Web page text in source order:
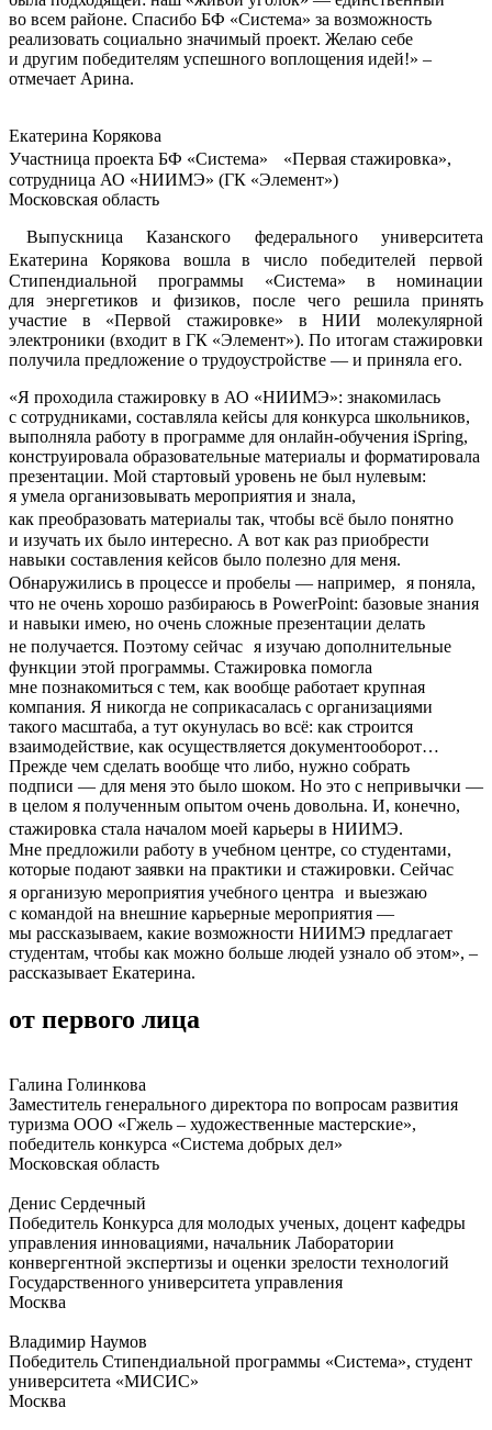
во всем районе. Спасибо БФ «Система» за возможность
реализовать социально значимый проект. Желаю себе
и другим победителям успешного воплощения идей!» –
отмечает Арина.
Екатерина Корякова
Участница проекта БФ «Система» «Первая стажировка»,
сотрудница АО «НИИМЭ» (ГК «Элемент»)
Московская область
Выпускница Казанского федерального университета
Екатерина Корякова вошла в число победителей первой
Стипендиальной программы «Система» в номинации
для энергетиков и физиков, после чего решила принять
участие в «Первой стажировке» в НИИ молекулярной
электроники (входит в ГК «Элемент»). По итогам стажировки
получила предложение о трудоустройстве — и приняла его.
«Я проходила стажировку в АО «НИИМЭ»: знакомилась
с сотрудниками, составляла кейсы для конкурса школьников,
выполняла работу в программе для онлайн-обучения iSpring,
конструировала образовательные материалы и форматировала
презентации. Мой стартовый уровень не был нулевым:
я умела организовывать мероприятия и знала,
как преобразовать материалы так, чтобы всё было понятно
и изучать их было интересно. А вот как раз приобрести
навыки составления кейсов было полезно для меня.
Обнаружились в процессе и пробелы — например, я поняла,
что не очень хорошо разбираюсь в PowerPoint: базовые знания
и навыки имею, но очень сложные презентации делать
не получается. Поэтому сейчас я изучаю дополнительные
функции этой программы. Стажировка помогла
мне познакомиться с тем, как вообще работает крупная
компания. Я никогда не соприкасалась с организациями
такого масштаба, а тут окунулась во всё: как строится
взаимодействие, как осуществляется документооборот…
Прежде чем сделать вообще что либо, нужно собрать
подписи — для меня это было шоком. Но это с непривычки —
в целом я полученным опытом очень довольна. И, конечно,
стажировка стала началом моей карьеры в НИИМЭ.
Мне предложили работу в учебном центре, со студентами,
которые подают заявки на практики и стажировки. Сейчас
я организую мероприятия учебного центра и выезжаю
с командой на внешние карьерные мероприятия —
мы рассказываем, какие возможности НИИМЭ предлагает
студентам, чтобы как можно больше людей узнало об этом», –
рассказывает Екатерина.
от первого лица
Галина Голинкова
Заместитель генерального директора по вопросам развития
туризма ООО «Гжель – художественные мастерские»,
победитель конкурса «Система добрых дел»
Московская область
Денис Сердечный
Победитель Конкурса для молодых ученых, доцент кафедры
управления инновациями, начальник Лаборатории
конвергентной экспертизы и оценки зрелости технологий
Государственного университета управления
Москва
Владимир Наумов
Победитель Стипендиальной программы «Система», студент
университета «МИСИС»
Москва